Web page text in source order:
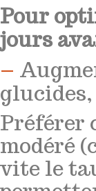
Pour
jours
–
Préférer
modéré
vite le